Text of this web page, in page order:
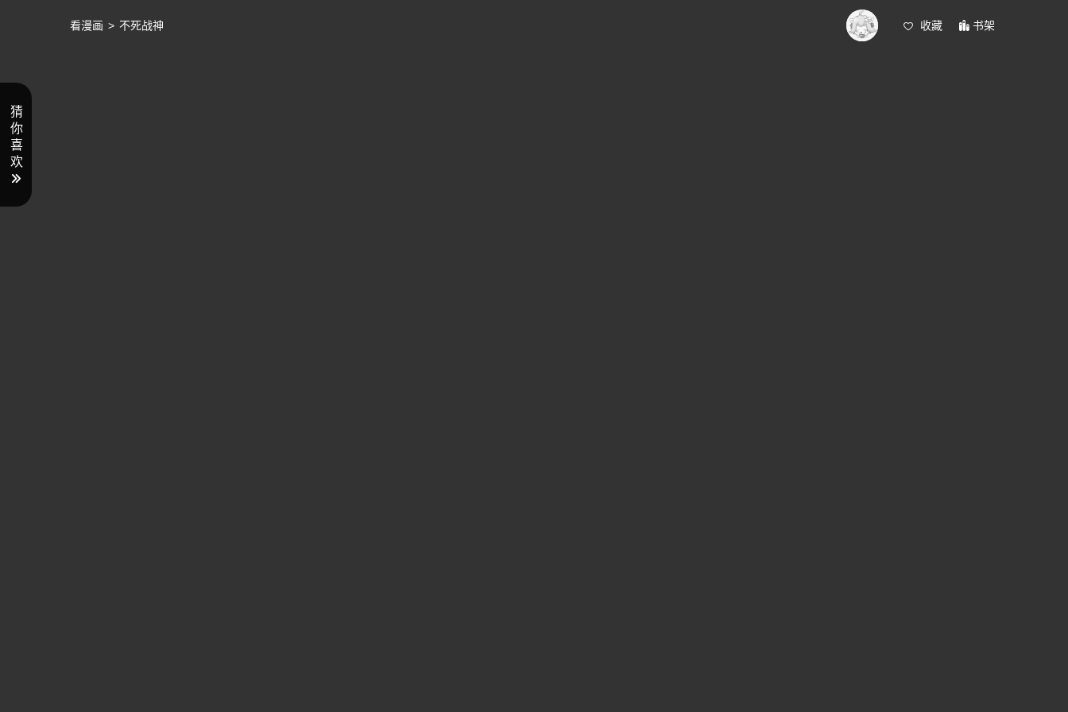
收藏 书架
看漫画 > 不死战神
猜
你
喜
欢